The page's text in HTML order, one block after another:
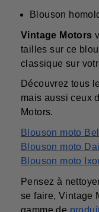
Blouson
Vintage Motors
tailles sur ce
classique sur
Découvrez tous
mais aussi ceux
Motors.
Blouson moto
Blouson moto
Blouson moto
Pensez à
se faire, Vintage
gamme de